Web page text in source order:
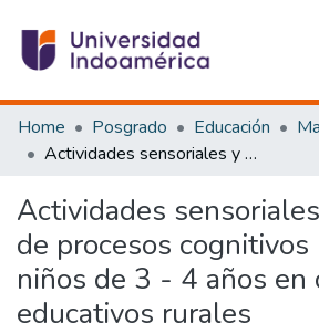
Communities & Collections
All of DSpace
Estadísticas Externas
Home Posgrado Educación
Actividades sensoriales y desarrollo de procesos cognitivos básicos en niños de 3 - 4 años en contextos educativos rurales
Actividades
de procesos cognitivos
niños de 3 - 4 años en
educativos rurales